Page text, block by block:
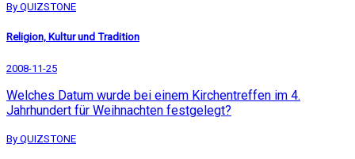
By QUIZSTONE
Religion, Kultur und Tradition
2008-11-25
Welches Datum wurde bei einem Kirchentreffen im 4.
Jahrhundert für Weihnachten festgelegt?
By QUIZSTONE